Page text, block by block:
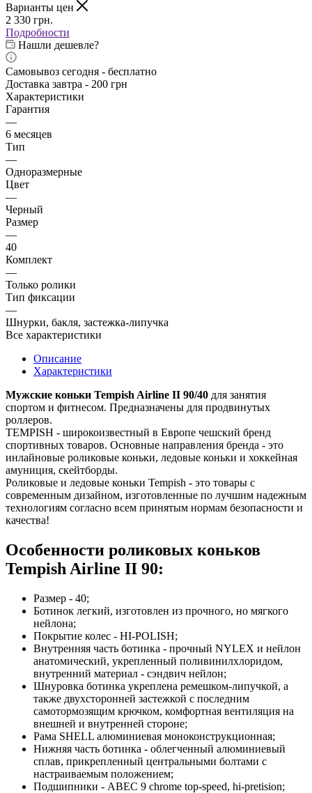
Варианты цен
2 330 грн.
Подробности
Нашли дешевле?
Самовывоз сегодня - бесплатно
Доставка завтра - 200 грн
Характеристики
Гарантия
—
6 месяцев
Тип
—
Одноразмерные
Цвет
—
Черный
Размер
—
40
Комплект
—
Только ролики
Тип фиксации
—
Шнурки, бакля, застежка-липучка
Все характеристики
Описание
Характеристики
Мужские коньки Tempish Airline II 90/40 для занятия
спортом и фитнесом. Предназначены для продвинутых
роллеров.
TEMPISH - широкоизвестный в Европе чешский бренд
спортивных товаров. Основные направления бренда - это
инлайновые роликовые коньки, ледовые коньки и хоккейная
амуниция, скейтборды.
Роликовые и ледовые коньки Tempish - это товары с
современным дизайном, изготовленные по лучшим надежным
технологиям согласно всем принятым нормам безопасности и
качества!
Особенности роликовых коньков
Tempish Airline II 90:
Размер - 40;
Ботинок легкий, изготовлен из прочного, но мягкого
нейлона;
Покрытие колес - HI-POLISH;
Внутренняя часть ботинка - прочный NYLEX и нейлон
анатомический, укрепленный поливинилхлоридом,
внутренний материал - сэндвич нейлон;
Шнуровка ботинка укреплена ремешком-липучкой, а
также двухсторонней застежкой с последним
самотормозящим крючком, комфортная вентиляция на
внешней и внутренней стороне;
Рама SHELL алюминиевая моноконструкционная;
Нижняя часть ботинка - облегченный алюминиевый
сплав, прикрепленный центральными болтами с
настраиваемым положением;
Подшипники - ABEC 9 chrome top-speed, hi-pretision;